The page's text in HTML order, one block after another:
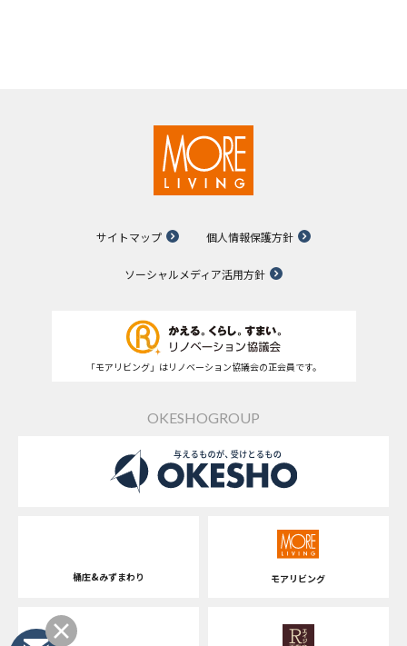
サイトマップ 個人情報保護方針
ソーシャルメディア活用方針
「モアリビング」はリノベーション協議会の正会員です。
OKESHOGROUP
桶庄&みずまわり モアリビング